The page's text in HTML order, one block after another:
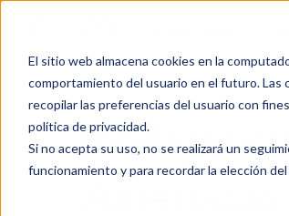
El sitio web almacena cookies en la
comportamiento del usuario en el futuro. Las
recopilar las preferencias del usuario con
política de privacidad.
Si no acepta su uso, no se realizará un
funcionamiento y para recordar la elección